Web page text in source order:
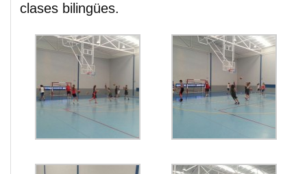
clases bilingües.